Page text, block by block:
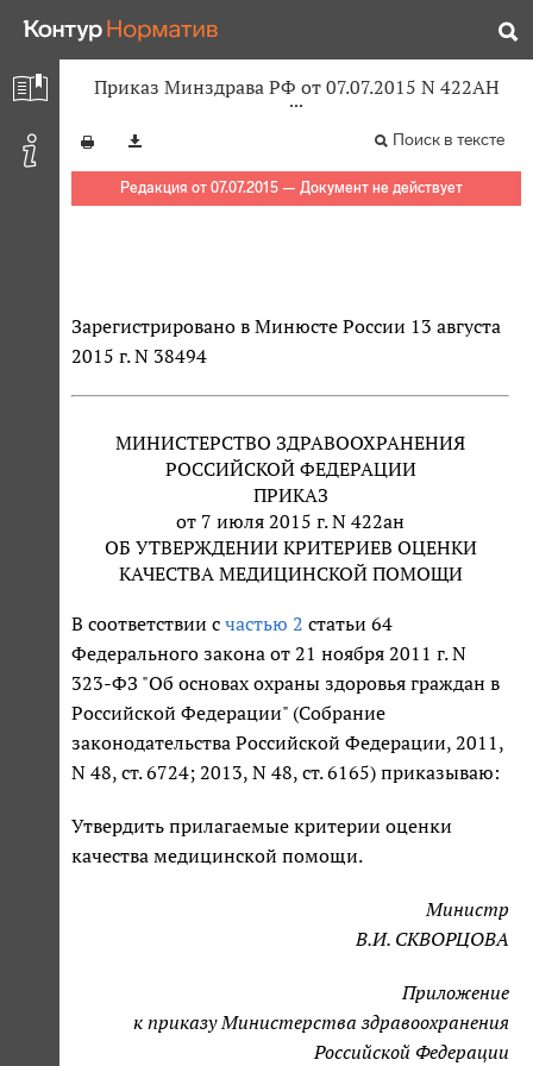
Приказ Минздрава РФ от 07.07.2015 N 422АН
Поиск в тексте
Редакция от 07.07.2015 — Документ не действует
Зарегистрировано в Минюсте России 13 августа
2015 г. N 38494
МИНИСТЕРСТВО ЗДРАВООХРАНЕНИЯ
РОССИЙСКОЙ ФЕДЕРАЦИИ
ПРИКАЗ
от 7 июля 2015 г. N 422ан
ОБ УТВЕРЖДЕНИИ КРИТЕРИЕВ ОЦЕНКИ
КАЧЕСТВА МЕДИЦИНСКОЙ ПОМОЩИ
В соответствии с частью 2 статьи 64
Федерального закона от 21 ноября 2011 г. N
323-ФЗ "Об основах охраны здоровья граждан в
Российской Федерации" (Собрание
законодательства Российской Федерации, 2011,
N 48, ст. 6724; 2013, N 48, ст. 6165) приказываю:
Утвердить прилагаемые критерии оценки
качества медицинской помощи.
Министр
В.И. СКВОРЦОВА
Приложение
к приказу Министерства здравоохранения
Российской Федерации